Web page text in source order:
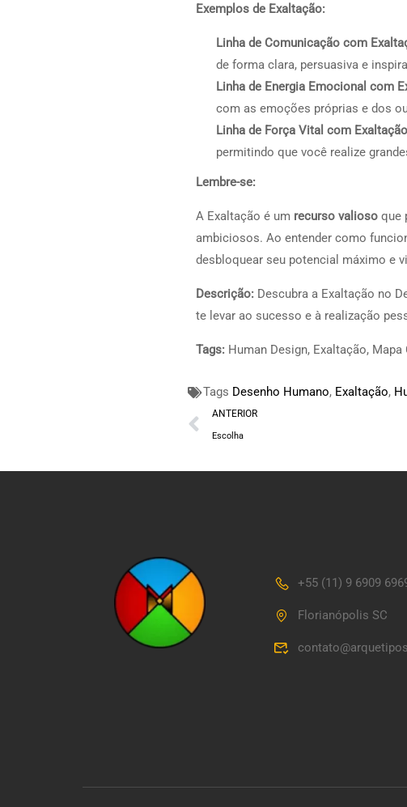
Exemplos de Exaltação:
Linha de Comunicação com
de forma clara, persuasiva e
Linha de Energia Emocional com
com as emoções próprias e dos
Linha de Força Vital com
permitindo que você realize
Lembre-se:
A Exaltação é um recurso valioso que
ambiciosos. Ao entender como
desbloquear seu potencial máximo e
Descrição: Descubra a Exaltação no
te levar ao sucesso e à realização
Tags: Human Design, Exaltação,
Tags Desenho Humano, Exaltação,
ANTERIOR
Escolha
+55 (11) 9 6909
Florianópolis SC